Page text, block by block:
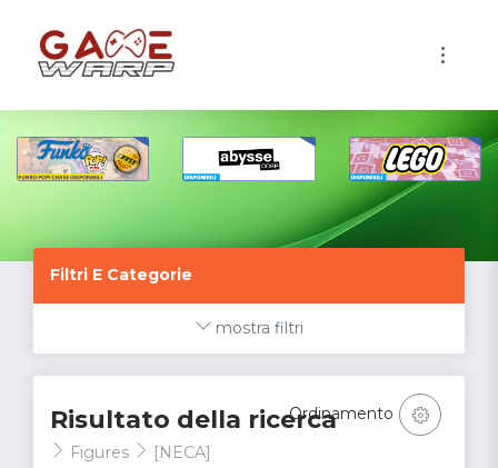
Filtri E Categorie
mostra filtri
Risultato della ricerca
Figures [NECA]
Ordinamento